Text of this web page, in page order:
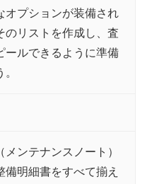
オプションが装備され
のリストを作成し、査
ールできるように準備
ンテナンスノート）
備明細書をすべて揃え